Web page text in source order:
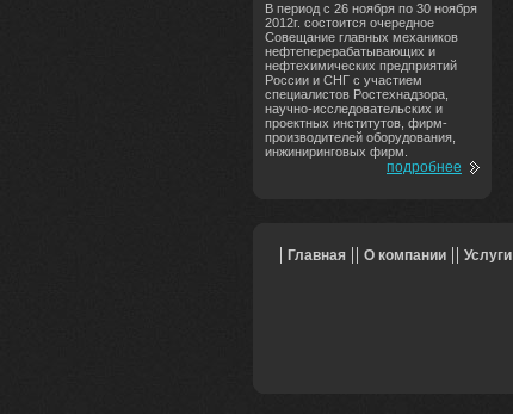
В период с 26 ноября по 30 ноября
2012г. состоится очередное
Совещание главных механиков
нефтеперерабатывающих и
нефтехимических предприятий
России и СНГ с участием
специалистов Ростехнадзора,
научно-исследовательских и
проектных институтов, фирм-
производителей оборудования,
инжиниринговых фирм.
подробнее
Главная О компании Услуги